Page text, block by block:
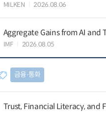
MILKEN 2026.08.06
Aggregate Gains from AI and
IMF 2026.08.05
금융∙통화
Trust, Financial Literacy, and